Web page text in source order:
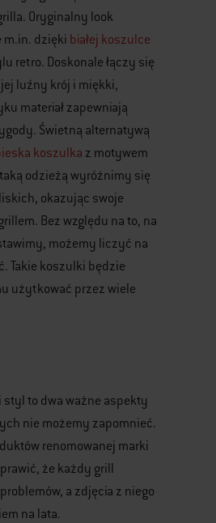
Oryginalny look
m.in. dzięki białej koszulce
retro. Doskonale łączy się
luźny krój i miękki,
materiał zapewniają
Świetną alternatywą
koszulka z motywem
odzieżą wyróżnimy się
okazując swoje
Bez względu na to, na
możemy liczyć na
Takie koszulki będzie
użytkować przez wiele
to dwa ważne aspekty
nie możemy zapomnieć.
renomowanej marki
że każdy grill
a zdjęcia z niego
na lata.